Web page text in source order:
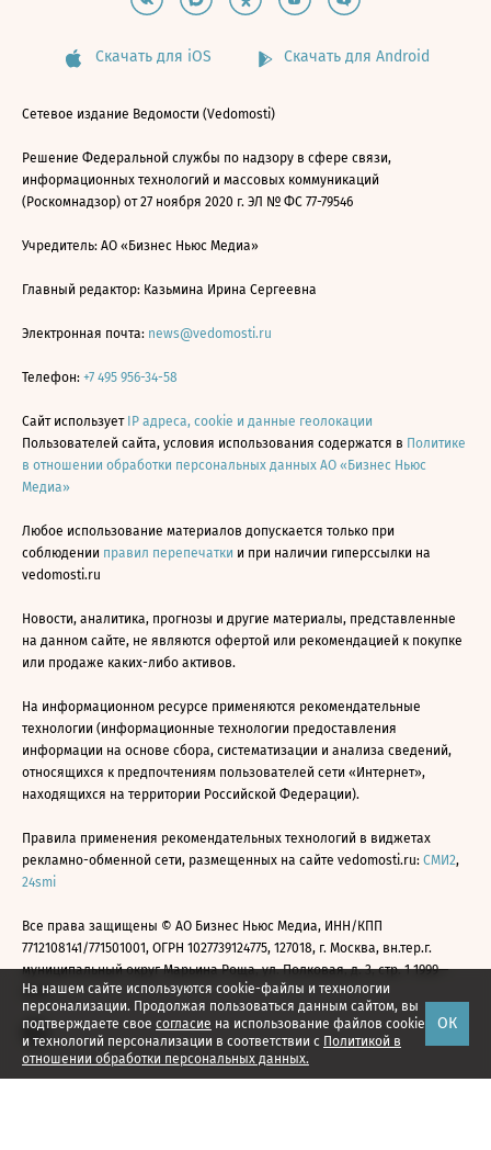
На нашем сайте используются cookie-файлы и технологии
персонализации. Продолжая пользоваться данным сайтом, вы
подтверждаете свое согласие на использование файлов cookie
и технологий персонализации в соответствии с Политикой в
отношении обработки персональных данных.
ОК
Скачать для iOS Скачать для Android
Сетевое издание Ведомости (Vedomosti)
Решение Федеральной службы по надзору в сфере связи,
информационных технологий и массовых коммуникаций
(Роскомнадзор) от 27 ноября 2020 г. ЭЛ № ФС 77-79546
Учредитель: АО «Бизнес Ньюс Медиа»
Главный редактор: Казьмина Ирина Сергеевна
Электронная почта: news@vedomosti.ru
Телефон: +7 495 956-34-58
Сайт использует IP адреса, cookie и данные геолокации
Пользователей сайта, условия использования содержатся в Политике
в отношении обработки персональных данных АО «Бизнес Ньюс
Медиа»
Любое использование материалов допускается только при
соблюдении правил перепечатки и при наличии гиперссылки на
vedomosti.ru
Новости, аналитика, прогнозы и другие материалы, представленные
на данном сайте, не являются офертой или рекомендацией к покупке
или продаже каких-либо активов.
На информационном ресурсе применяются рекомендательные
технологии (информационные технологии предоставления
информации на основе сбора, систематизации и анализа сведений,
относящихся к предпочтениям пользователей сети «Интернет»,
находящихся на территории Российской Федерации).
Правила применения рекомендательных технологий в виджетах
рекламно-обменной сети, размещенных на сайте vedomosti.ru: СМИ2,
24smi
Все права защищены © АО Бизнес Ньюс Медиа, ИНН/КПП
7712108141/771501001, ОГРН 1027739124775, 127018, г. Москва, вн.тер.г.
муниципальный округ Марьина Роща, ул. Полковая, д. 3, стр. 1 1999—
2026